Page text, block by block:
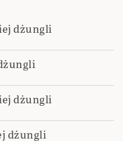
dżungli
dżungli
dżungli